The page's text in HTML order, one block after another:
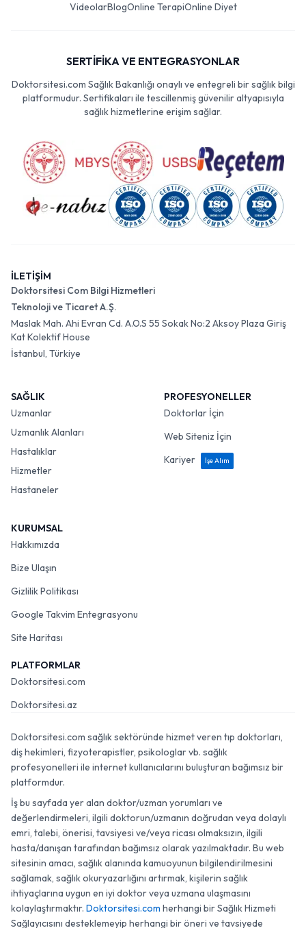
VideolarBlogOnline TerapiOnline Diyet
SERTİFİKA VE ENTEGRASYONLAR
Doktorsitesi.com Sağlık Bakanlığı onaylı ve entegreli bir sağlık bilgi
platformudur. Sertifikaları ile tescillenmiş güvenilir altyapısıyla
sağlık hizmetlerine erişim sağlar.
İLETİŞİM
Doktorsitesi Com Bilgi Hizmetleri
Teknoloji ve Ticaret A.Ş.
Maslak Mah. Ahi Evran Cd. A.O.S 55 Sokak No:2 Aksoy Plaza Giriş
Kat Kolektif House
İstanbul, Türkiye
SAĞLIK
Uzmanlar
Uzmanlık Alanları
Hastalıklar
Hizmetler
Hastaneler
PROFESYONELLER
Doktorlar İçin
Web Siteniz İçin
Kariyer
İşe Alım
KURUMSAL
Hakkımızda
Bize Ulaşın
Gizlilik Politikası
Google Takvim Entegrasyonu
Site Haritası
PLATFORMLAR
Doktorsitesi.com
Doktorsitesi.az
Doktorsitesi.com sağlık sektöründe hizmet veren tıp doktorları,
diş hekimleri, fizyoterapistler, psikologlar vb. sağlık
profesyonelleri ile internet kullanıcılarını buluşturan bağımsız bir
platformdur.
İş bu sayfada yer alan doktor/uzman yorumları ve
değerlendirmeleri, ilgili doktorun/uzmanın doğrudan veya dolaylı
emri, talebi, önerisi, tavsiyesi ve/veya ricası olmaksızın, ilgili
hasta/danışan tarafından bağımsız olarak yazılmaktadır. Bu web
sitesinin amacı, sağlık alanında kamuoyunun bilgilendirilmesini
sağlamak, sağlık okuryazarlığını artırmak, kişilerin sağlık
ihtiyaçlarına uygun en iyi doktor veya uzmana ulaşmasını
kolaylaştırmaktır. Doktorsitesi.com herhangi bir Sağlık Hizmeti
Sağlayıcısını desteklemeyip herhangi bir öneri ve tavsiyede